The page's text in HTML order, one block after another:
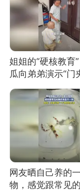
姐姐的“硬核教育
瓜向弟弟演示“门
教！
网友晒自己养的
物，感觉跟常见